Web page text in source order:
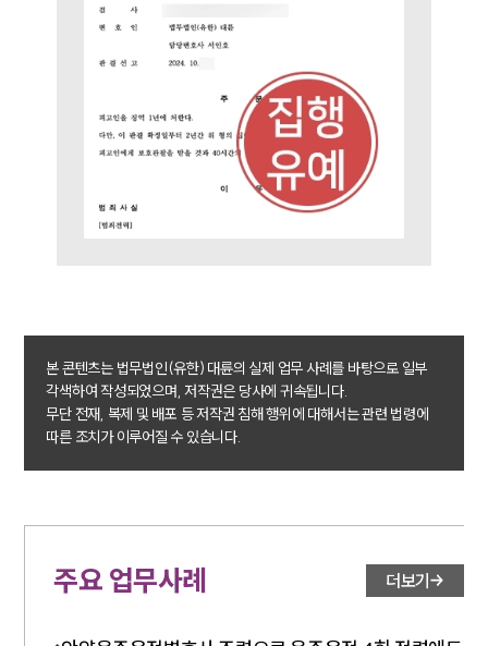
팀소개
팀소개
대륜의 강점
오시는 길
글로벌 파트너 로펌
고객의 소리
통합검색
사례분석/최신동향
법률정보
법률지식인
고객후기
본 콘텐츠는 법무법인(유한) 대륜의 실제 업무 사례를 바탕으로 일부
각색하여 작성되었으며, 저작권은 당사에 귀속됩니다.
무단 전재, 복제 및 배포 등 저작권 침해 행위에 대해서는 관련 법령에
따른 조치가 이루어질 수 있습니다.
주요 업무사례 더보기